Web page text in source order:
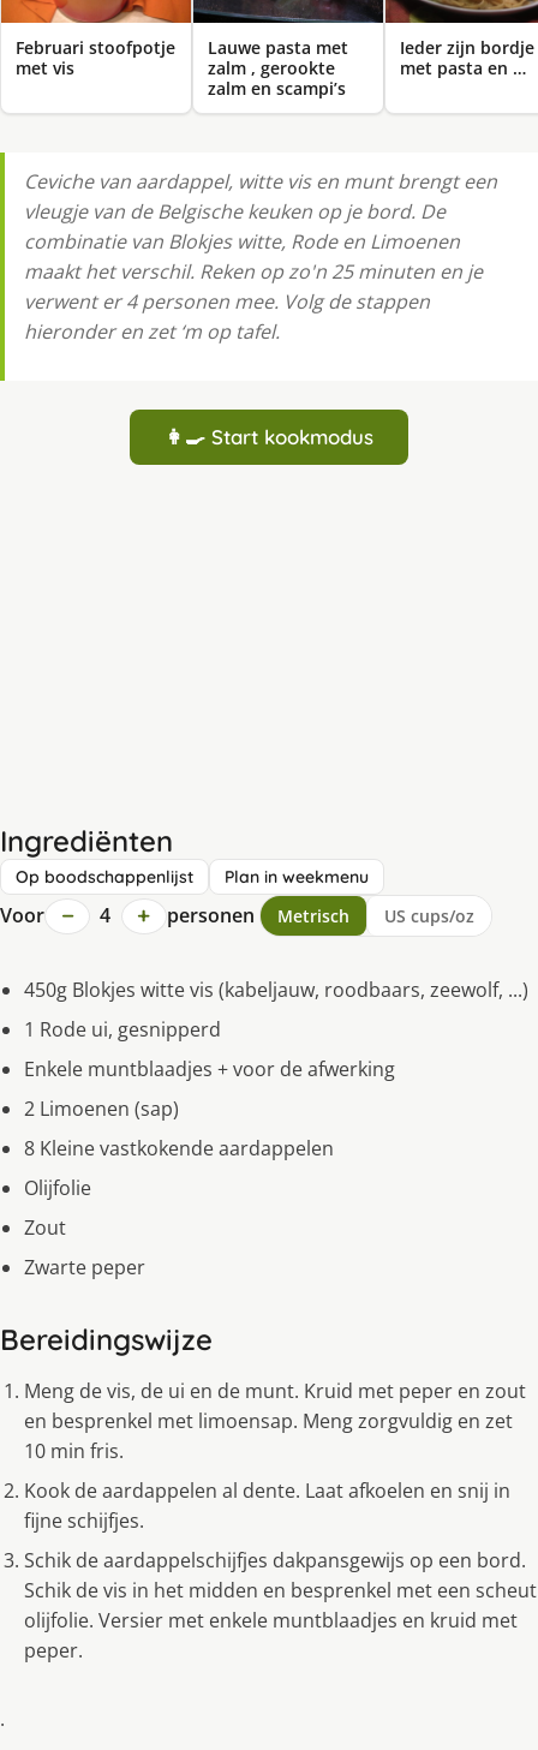
Februari stoofpotje
met vis
Lauwe pasta met
zalm , gerookte
zalm en scampi’s
Ieder zijn bordje
met pasta en …
Ceviche van aardappel, witte vis en munt brengt een
vleugje van de Belgische keuken op je bord. De
combinatie van Blokjes witte, Rode en Limoenen
maakt het verschil. Reken op zo'n 25 minuten en je
verwent er 4 personen mee. Volg de stappen
hieronder en zet ‘m op tafel.
👩‍🍳 Start kookmodus
Ingrediënten
Op boodschappenlijst Plan in weekmenu
Voor − 4 + personen Metrisch US cups/oz
450g Blokjes witte vis (kabeljauw, roodbaars, zeewolf, ...)
1 Rode ui, gesnipperd
Enkele muntblaadjes + voor de afwerking
2 Limoenen (sap)
8 Kleine vastkokende aardappelen
Olijfolie
Zout
Zwarte peper
Bereidingswijze
Meng de vis, de ui en de munt. Kruid met peper en zout
en besprenkel met limoensap. Meng zorgvuldig en zet
10 min fris.
Kook de aardappelen al dente. Laat afkoelen en snij in
fijne schijfjes.
Schik de aardappelschijfjes dakpansgewijs op een bord.
Schik de vis in het midden en besprenkel met een scheut
olijfolie. Versier met enkele muntblaadjes en kruid met
peper.
.